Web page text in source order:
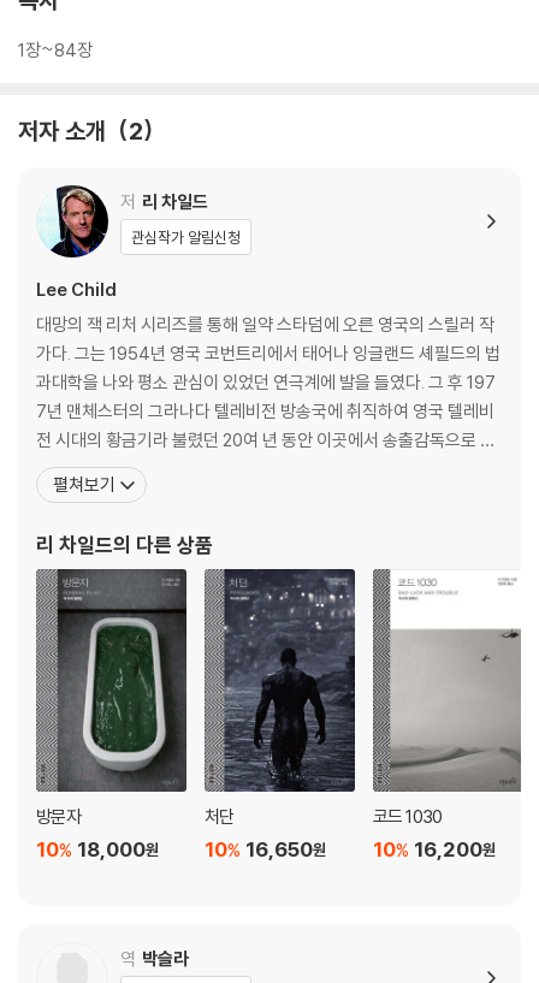
1장~84장
저자 소개 2
저 리 차일드
관심작가 알림신청
Lee Child
대망의 잭 리처 시리즈를 통해 일약 스타덤에 오른 영국의 스릴러 작
가다. 그는 1954년 영국 코번트리에서 태어나 잉글랜드 셰필드의 법
과대학을 나와 평소 관심이 있었던 연극계에 발을 들였다. 그 후 197
7년 맨체스터의 그라나다 텔레비전 방송국에 취직하여 영국 텔레비
전 시대의 황금기라 불렸던 20여 년 동안 이곳에서 송출감독으로 일
했다. 4만 시간 이상의 방송 프로그램을 송출했으나, 1995년 구조조
정으로 인한 해고 후, 직업 작가로서의 새로운 삶을 계획하여 살아가
는 출간 즉시 대성공을 거두었고, 재즈 뮤
펼쳐보기
리 차일드의 다른 상품
방문자
18,000원
10%
처단
16,650원
10%
코드 1030
16,200원
10%
역 박슬라